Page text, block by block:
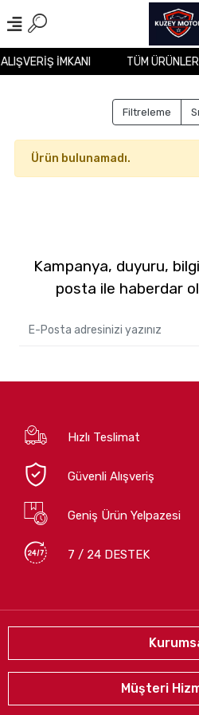
İMKANI TÜM
Filtreleme
Ürün bulunamadı.
Kampanya, duyuru,
posta ile haberdar
Hızlı Teslimat
Güvenli Alışveriş
Geniş Ürün Yelpazesi
7 / 24 DESTEK
Müşteri